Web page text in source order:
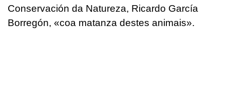
Conservación da Natureza, Ricardo García
Borregón, «coa matanza destes animais».